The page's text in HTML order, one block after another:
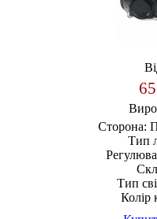
Сторона:
Тип
Тип
Колір